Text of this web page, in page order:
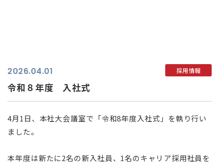
2026.04.01 採用情報
令和８年度 入社式
4月1日、本社大会議室で「令和8年度入社式」を執り行い
ました。
本年度は新たに2名の新入社員、1名のキャリア採用社員を